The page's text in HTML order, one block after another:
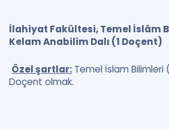
İlahiyat Fakültesi, Temel İslâm
Kelam Anabilim Dalı (1 Doçent)
Özel şartlar: Temel İslam Bilimleri
Doçent olmak.